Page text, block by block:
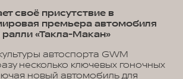
своё присутствие в
премьера автомобиля
ралли «Такла-Макан»
автоспорта GWM
несколько ключевых гоночных
новый автомобиль для